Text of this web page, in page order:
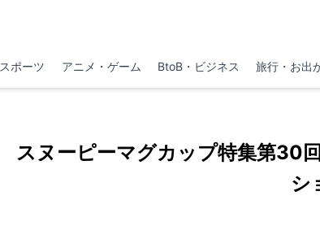
スポーツ アニメ・ゲーム BtoB・ビジネス 旅行・お出
スヌーピーマグカップ特集第30
シ